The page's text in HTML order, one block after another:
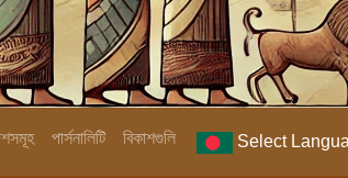
পার্সনালিটি বিকাশগুলি Select